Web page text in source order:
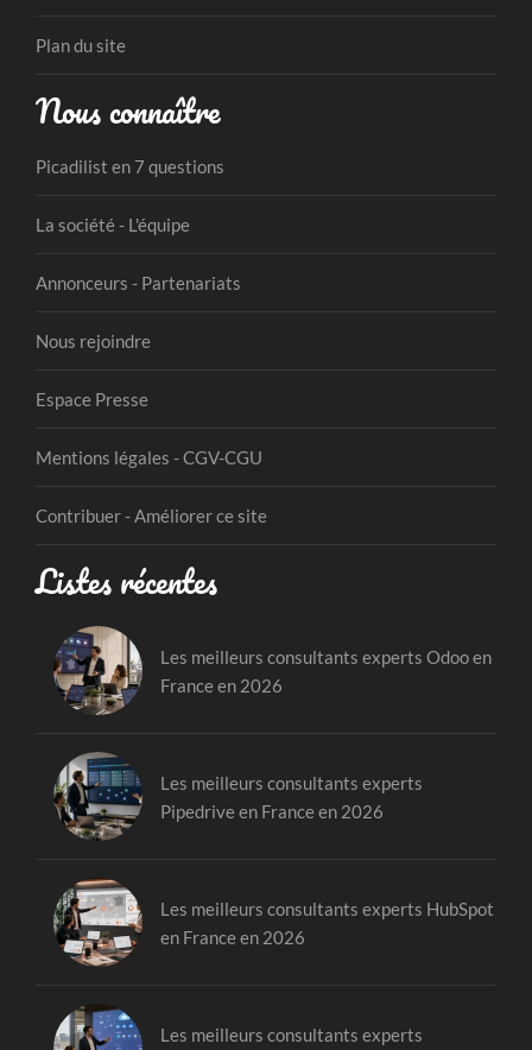
Plan du site
Nous connaître
Picadilist en 7 questions
La société - L'équipe
Annonceurs - Partenariats
Nous rejoindre
Espace Presse
Mentions légales - CGV-CGU
Contribuer - Améliorer ce site
Listes récentes
Les meilleurs consultants experts Odoo en
France en 2026
Les meilleurs consultants experts
Pipedrive en France en 2026
Les meilleurs consultants experts HubSpot
en France en 2026
Les meilleurs consultants experts